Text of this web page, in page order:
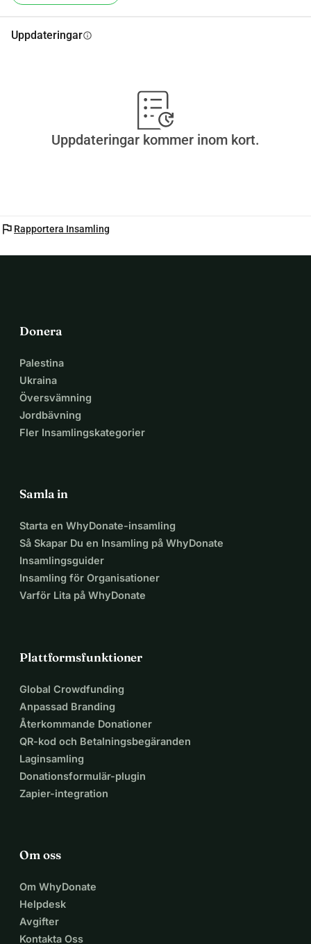
Uppdateringarinfo
Uppdateringar kommer inom kort.
flag Rapportera Insamling
Donera
Palestina
Ukraina
Översvämning
Jordbävning
Fler Insamlingskategorier
Samla in
Starta en WhyDonate-insamling
Så Skapar Du en Insamling på WhyDonate
Insamlingsguider
Insamling för Organisationer
Varför Lita på WhyDonate
Plattformsfunktioner
Global Crowdfunding
Anpassad Branding
Återkommande Donationer
QR-kod och Betalningsbegäranden
Laginsamling
Donationsformulär-plugin
Zapier-integration
Om oss
Om WhyDonate
Helpdesk
Avgifter
Kontakta Oss